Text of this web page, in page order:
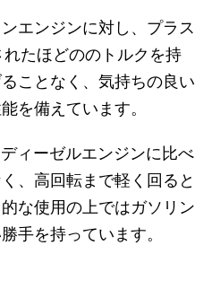
エンジンに対し、プラス
たほどののトルクを持
ことなく、気持ちの良い
を備えています。
ィーゼルエンジンに比べ
、高回転まで軽く回ると
な使用の上ではガソリン
手を持っています。